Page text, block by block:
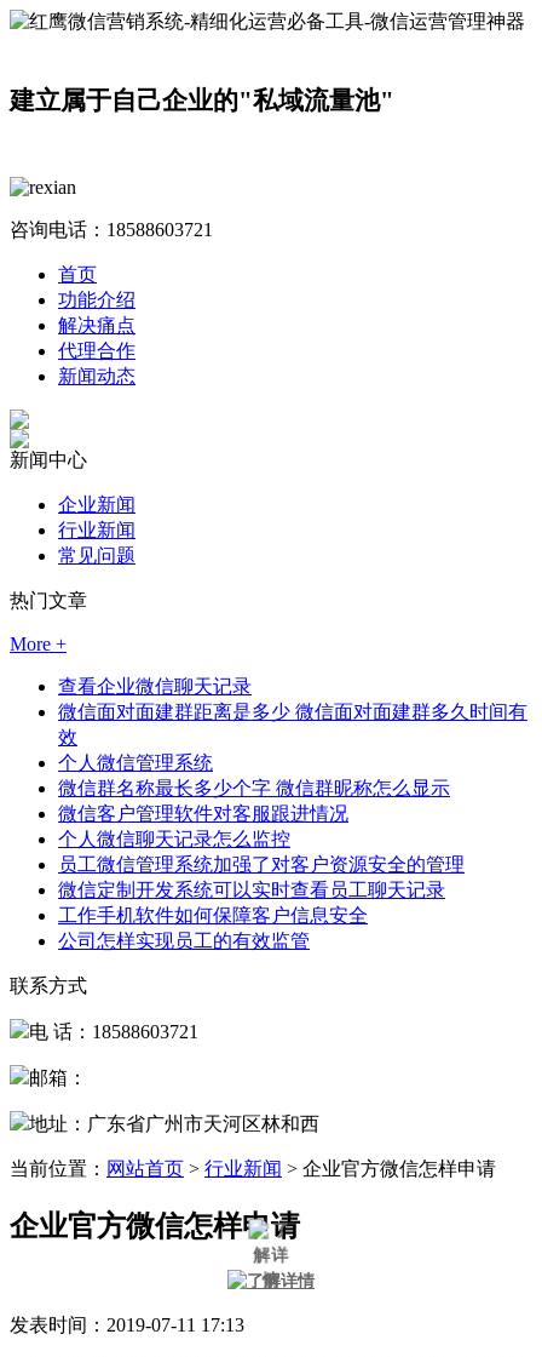
建立属于自己企业的"私域流量池"
咨询电话： 18588603721
首页
功能介绍
解决痛点
代理合作
新闻动态
新闻中心
企业新闻
行业新闻
常见问题
热门文章
More +
查看企业微信聊天记录
微信面对面建群距离是多少 微信面对面建群多久时间有
效
个人微信管理系统
微信群名称最长多少个字 微信群昵称怎么显示
微信客户管理软件对客服跟进情况
个人微信聊天记录怎么监控
员工微信管理系统加强了对客户资源安全的管理
微信定制开发系统可以实时查看员工聊天记录
工作手机软件如何保障客户信息安全
公司怎样实现员工的有效监管
联系方式
电 话：18588603721
邮箱：
地址：广东省广州市天河区林和西
当前位置： 网站首页 > 行业新闻 > 企业官方微信怎样申请
企业官方微信怎样申请
发表时间：2019-07-11 17:13